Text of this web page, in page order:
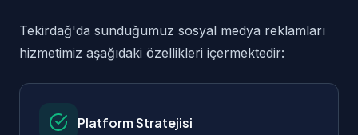
Tekirdağ'da sunduğumuz sosyal medya reklamları
hizmetimiz aşağıdaki özellikleri içermektedir:
Platform Stratejisi